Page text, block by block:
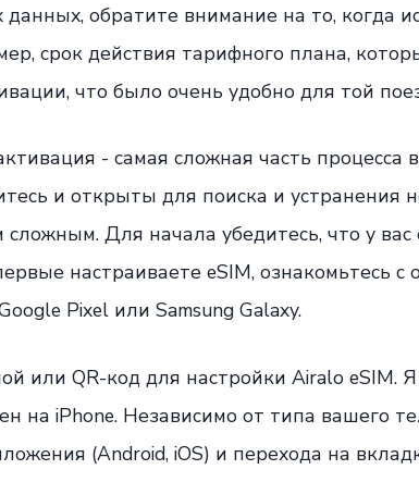
обратите внимание на то, когда
срок действия тарифного плана,
что было очень удобно для той
- самая сложная часть процесса
и открыты для поиска и устранения
Для начала убедитесь, что у вас
настраиваете eSIM, ознакомьтесь с
Pixel или Samsung Galaxy.
или QR-код для настройки Airalo eSIM.
на iPhone. Независимо от типа вашего
(Android, iOS) и перехода на